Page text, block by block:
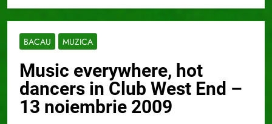
BACAU MUZICA
Music everywhere, hot
dancers in Club West End –
13 noiembrie 2009